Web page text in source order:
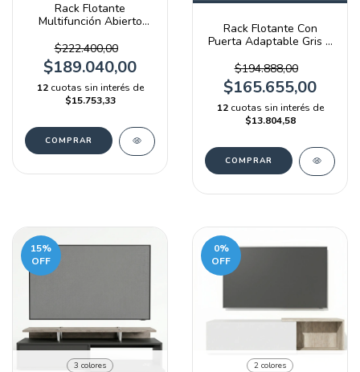
Rack Flotante
Multifunción Abierto
$222.400,00
$189.040,00
12 cuotas sin interés de
$15.753,33
Rack Flotante Con
Puerta Adaptable Gris Y
$194.888,00
$165.655,00
12 cuotas sin interés de
$13.804,58
15%
OFF
3 colores
0%
OFF
2 colores